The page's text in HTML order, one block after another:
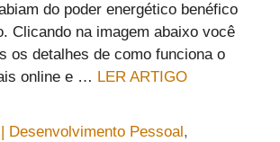
do poder energético benéfico
Clicando na imagem abaixo você
os detalhes de como funciona o
online e … LER ARTIGO
Desenvolvimento Pessoal ,